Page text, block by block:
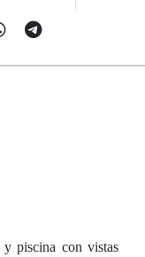
piscina con vistas